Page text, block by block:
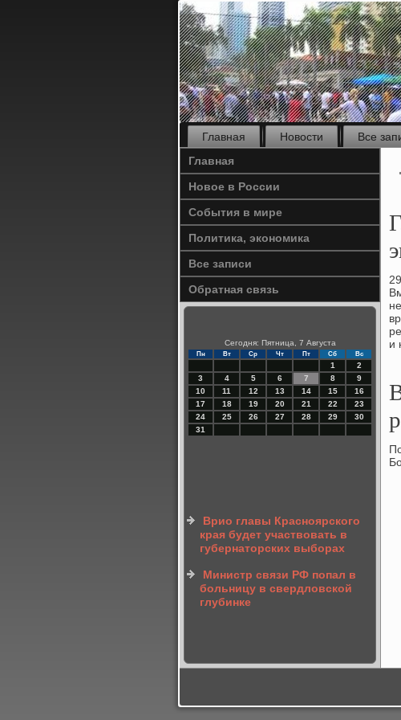
Главная Новости Все
Главная
Новое в России
События в мире
Политика, экономика
Все записи
Обратная связь
Сегодня: Пятница, 7 Августа
Пн Вт Ср Чт Пт Сб Вс
1
2
3
4 5 6 7 8
9
10
11 12 13 14 15
16
17
18 19 20 21 22
23
24
25 26 27 28 29
30
31
Врио главы Красноярского
края будет участвовать в
губернаторских выборах
Министр связи РФ попал в
больницу в свердловской
глубинке
и